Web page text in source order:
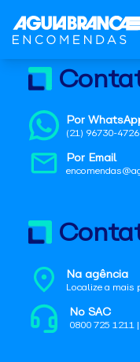
Por
(21) 96730-4726
Por Email
Na agência
Localize a mais
No SAC
0800 725 1211